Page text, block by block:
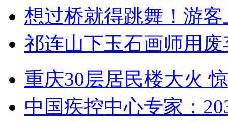
想过桥就得跳舞！游客
祁连山下玉石画师用
重庆30层居民楼大火
中国疾控中心专家：